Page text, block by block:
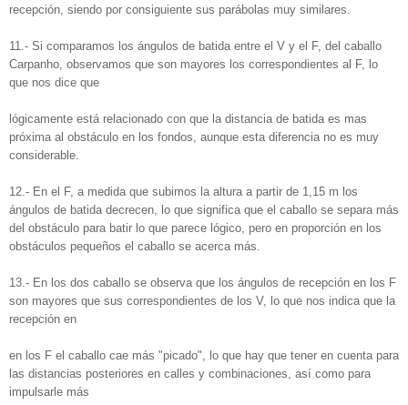
recepción, siendo por consiguiente sus parábolas muy similares.
11.‐ Si comparamos los ángulos de batida entre el V y el F, del caballo
Carpanho, observamos que son mayores los correspondientes al F, lo
que nos dice que
lógicamente está relacionado con que la distancia de batida es mas
próxima al obstáculo en los fondos, aunque esta diferencia no es muy
considerable.
12.‐ En el F, a medida que subimos la altura a partir de 1,15 m los
ángulos de batida decrecen, lo que significa que el caballo se separa más
del obstáculo para batir lo que parece lógico, pero en proporción en los
obstáculos pequeños el caballo se acerca más.
13.‐ En los dos caballo se observa que los ángulos de recepción en los F
son mayores que sus correspondientes de los V, lo que nos indica que la
recepción en
en los F el caballo cae más "picado", lo que hay que tener en cuenta para
las distancias posteriores en calles y combinaciones, así como para
impulsarle más